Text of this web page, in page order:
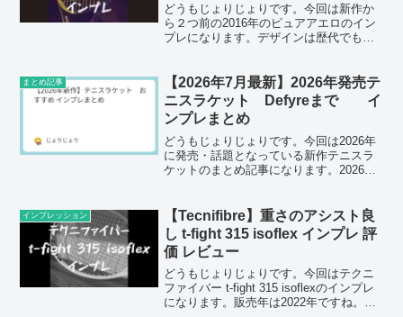
どうもじょりじょりです。今回は新作か
ら２つ前の2016年のピュアアエロのイン
プレになります。デザインは歴代でも一
付くような柔らかさがあり。・パワーは
３代の中で一番ある・暴...
まとめ記事
【2026年7月最新】2026年発売テ
ニスラケット Defyreまで イ
ンプレまとめ
どうもじょりじょりです。今回は2026年
に発売・話題となっている新作テニスラ
ケットのまとめ記事になります。2026年
ューコンセプトモデルがでております。
今回は「そろそろ...
インプレッション
【Tecnifibre】重さのアシスト良
し t-fight 315 isoflex インプレ 評
価 レビュー
どうもじょりじょりです。今回はテクニ
ファイバー t-fight 315 isoflexのインプレ
になります。販売年は2022年ですね。重